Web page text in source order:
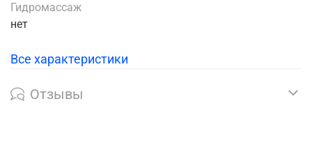
Гидромассаж
нет
Все характеристики
Отзывы